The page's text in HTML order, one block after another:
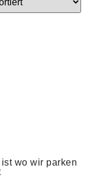
wo wir parken